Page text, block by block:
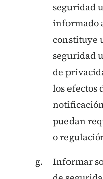
seguridad
informado
constituye
seguridad
de
los efectos
puedan
o
Informar